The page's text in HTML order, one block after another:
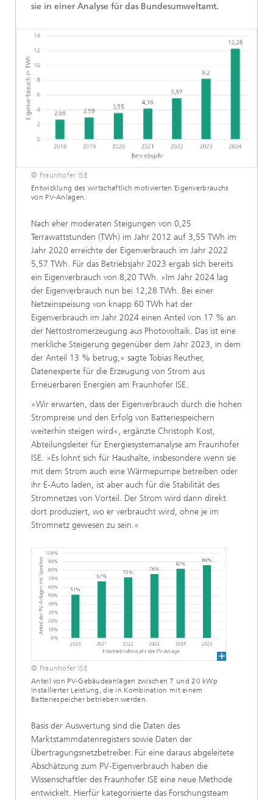
sie in einer Analyse für das Bundesumweltamt.
© Fraunhofer ISE
Entwicklung des wirtschaftlich motivierten Eigenverbrauchs
von PV-Anlagen.
Nach eher moderaten Steigungen von 0,25
Terrawattstunden (TWh) im Jahr 2012 auf 3,55 TWh im
Jahr 2020 erreichte der Eigenverbrauch im Jahr 2022
5,57 TWh. Für das Betriebsjahr 2023 ergab sich bereits
ein Eigenverbrauch von 8,20 TWh. »Im Jahr 2024 lag
der Eigenverbrauch nun bei 12,28 TWh. Bei einer
Netzeinspeisung von knapp 60 TWh hat der
Eigenverbrauch im Jahr 2024 einen Anteil von 17 % an
der Nettostromerzeugung aus Photovoltaik. Das ist eine
merkliche Steigerung gegenüber dem Jahr 2023, in dem
der Anteil 13 % betrug,« sagte Tobias Reuther,
Datenexperte für die Erzeugung von Strom aus
Erneuerbaren Energien am Fraunhofer ISE.
»Wir erwarten, dass der Eigenverbrauch durch die hohen
Strompreise und den Erfolg von Batteriespeichern
weiterhin steigen wird«, ergänzte Christoph Kost,
Abteilungsleiter für Energiesystemanalyse am Fraunhofer
ISE. »Es lohnt sich für Haushalte, insbesondere wenn sie
mit dem Strom auch eine Wärmepumpe betreiben oder
ihr E-Auto laden, ist aber auch für die Stabilität des
Stromnetzes von Vorteil. Der Strom wird dann direkt
dort produziert, wo er verbraucht wird, ohne je im
Stromnetz gewesen zu sein.«
© Fraunhofer ISE
Anteil von PV-Gebäudeanlagen zwischen 7 und 20 kWp
installierter Leistung, die in Kombination mit einem
Batteriespeicher betrieben werden.
Basis der Auswertung sind die Daten des
Marktstammdatenregisters sowie Daten der
Übertragungsnetzbetreiber. Für eine daraus abgeleitete
Abschätzung zum PV-Eigenverbrauch haben die
Wissenschaftler des Fraunhofer ISE eine neue Methode
entwickelt. Hierfür kategorisierte das Forschungsteam